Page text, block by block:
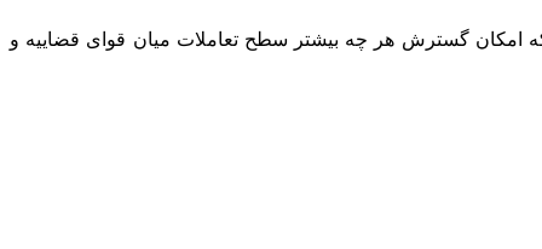
امکان گسترش هر چه بیشتر سطح تعاملات میان قوای قضاییه و